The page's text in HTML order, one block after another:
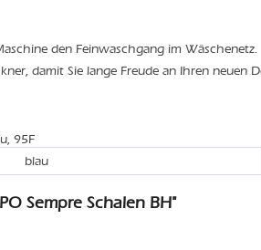
den Feinwaschgang im Wäschenetz.
damit Sie lange Freude an Ihren neuen
95F
blau
Sempre Schalen BH"